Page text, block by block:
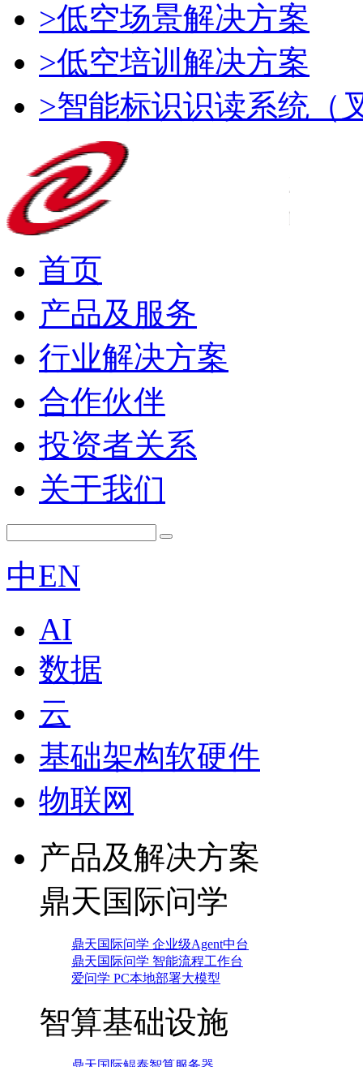
>低空场景解决方案
>低空培训解决方案
>智能标识识读系统（
首页
产品及服务
行业解决方案
合作伙伴
投资者关系
关于我们
中EN
AI
数据
云
基础架构软硬件
物联网
产品及解决方案
鼎天国际问学
鼎天国际问学 企业级Agent中台
鼎天国际问学 智能流程工作台
爱问学 PC本地部署大模型
智算基础设施